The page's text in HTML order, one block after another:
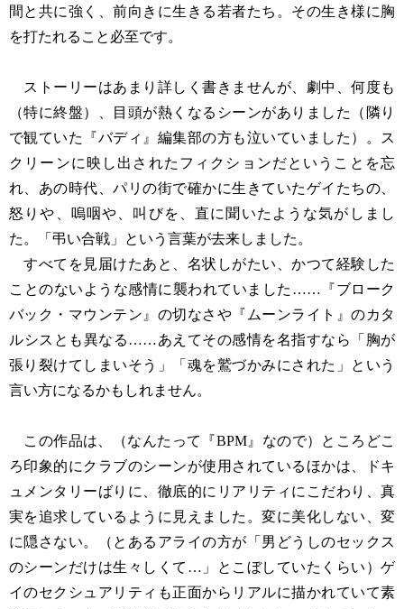
間と共に強く、前向きに生きる若者たち。その生き様に胸
を打たれること必至です。
ストーリーはあまり詳しく書きませんが、劇中、何度も
（特に終盤）、目頭が熱くなるシーンがありました（隣り
で観ていた『バディ』編集部の方も泣いていました）。ス
クリーンに映し出されたフィクションだということを忘
れ、あの時代、パリの街で確かに生きていたゲイたちの、
怒りや、嗚咽や、叫びを、直に聞いたような気がしまし
た。「弔い合戦」という言葉が去来しました。
すべてを見届けたあと、名状しがたい、かつて経験した
ことのないような感情に襲われていました……『ブローク
バック・マウンテン』の切なさや『ムーンライト』のカタ
ルシスとも異なる……あえてその感情を名指すなら「胸が
張り裂けてしまいそう」「魂を鷲づかみにされた」という
言い方になるかもしれません。
この作品は、（なんたって『BPM』なので）ところどこ
ろ印象的にクラブのシーンが使用されているほかは、ドキ
ュメンタリーばりに、徹底的にリアリティにこだわり、真
実を追求しているように見えました。変に美化しない、変
に隠さない。（とあるアライの方が「男どうしのセックス
のシーンだけは生々しくて…」とこぼしていたくらい）ゲ
イのセクシュアリティも正面からリアルに描かれていて素